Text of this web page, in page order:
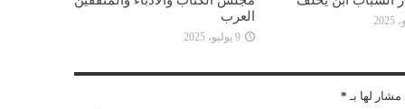
العرب
9 يوليو، 2025
لها بـ *